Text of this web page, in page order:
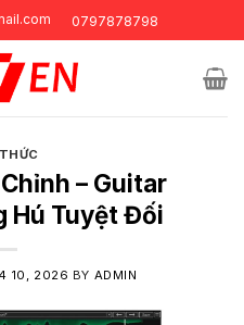
0797878798
– Guitar
Hú Tuyệt Đối
10, 2026 BY ADMIN